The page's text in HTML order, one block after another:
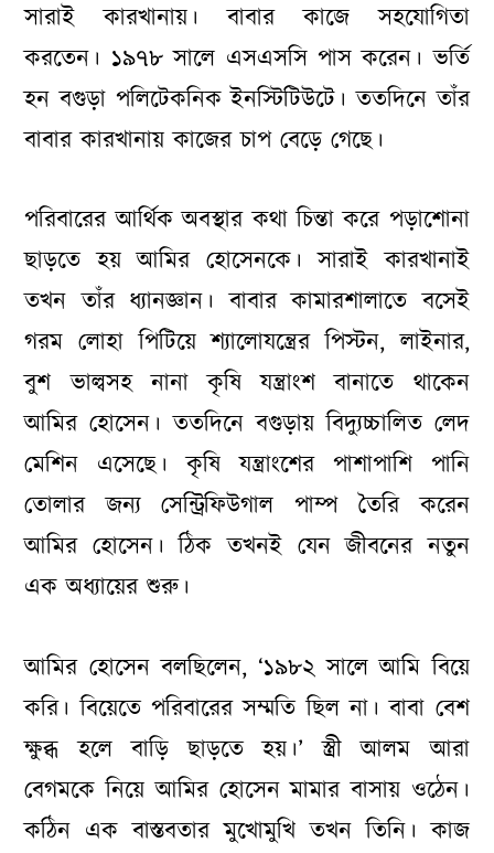
সারাই কারখানায়। বাবার কাজে সহযোগিতা
করতেন। ১৯৭৮ সালে এসএসসি পাস করেন। ভর্তি
হন বগুড়া পলিটেকনিক ইনস্টিটিউটে। ততদিনে তাঁর
বাবার কারখানায় কাজের চাপ বেড়ে গেছে।
পরিবারের আর্থিক অবস্থার কথা চিন্তা করে পড়াশোনা
ছাড়তে হয় আমির হোসেনকে। সারাই কারখানাই
তখন তাঁর ধ্যানজ্ঞান। বাবার কামারশালাতে বসেই
গরম লোহা পিটিয়ে শ্যালোযন্ত্রের পিস্টন, লাইনার,
বুশ ভাল্বসহ নানা কৃষি যন্ত্রাংশ বানাতে থাকেন
আমির হোসেন। ততদিনে বগুড়ায় বিদ্যুচ্চালিত লেদ
মেশিন এসেছে। কৃষি যন্ত্রাংশের পাশাপাশি পানি
তোলার জন্য সেন্ট্রিফিউগাল পাম্প তৈরি করেন
আমির হোসেন। ঠিক তখনই যেন জীবনের নতুন
এক অধ্যায়ের শুরু।
আমির হোসেন বলছিলেন, ‘১৯৮২ সালে আমি বিয়ে
করি। বিয়েতে পরিবারের সম্মতি ছিল না। বাবা বেশ
ক্ষুব্ধ হলে বাড়ি ছাড়তে হয়।’ স্ত্রী আলম আরা
বেগমকে নিয়ে আমির হোসেন মামার বাসায় ওঠেন।
কঠিন এক বাস্তবতার মুখোমুখি তখন তিনি। কাজ